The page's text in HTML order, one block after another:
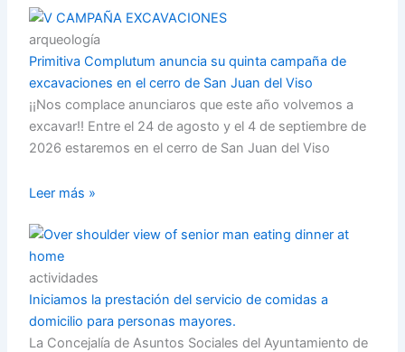
arqueología
Primitiva Complutum anuncia su quinta campaña de
excavaciones en el cerro de San Juan del Viso
¡¡Nos complace anunciaros que este año volvemos a
excavar!! Entre el 24 de agosto y el 4 de septiembre de
2026 estaremos en el cerro de San Juan del Viso
Leer más »
actividades
Iniciamos la prestación del servicio de comidas a
domicilio para personas mayores.
La Concejalía de Asuntos Sociales del Ayuntamiento de